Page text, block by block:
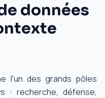
données
l'un des grands pôles
: recherche, défense,